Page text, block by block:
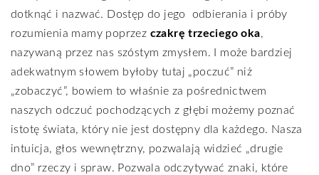
dotknąć i nazwać. Dostęp do jego
odbierania i próby
rozumienia mamy poprzez czakrę trzeciego oka,
nazywaną przez nas szóstym zmysłem. I może bardziej
adekwatnym słowem byłoby tutaj „poczuć” niż
„zobaczyć”, bowiem to właśnie za pośrednictwem
naszych odczuć pochodzących z głębi możemy poznać
istotę świata, który nie jest dostępny dla każdego. Nasza
intuicja, głos wewnętrzny, pozwalają widzieć „drugie
dno” rzeczy i spraw. Pozwala odczytywać znaki, które